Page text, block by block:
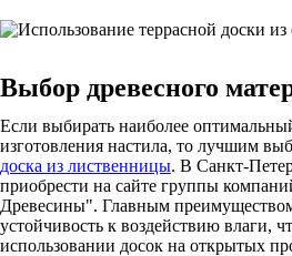
Выбор древесного
Если выбирать наиболее
изготовления настила, то лучшим
доска из лиственницы. В Санкт-
приобрести на сайте группы
Древесины". Главным
устойчивость к воздействию влаги,
использовании досок на открытых